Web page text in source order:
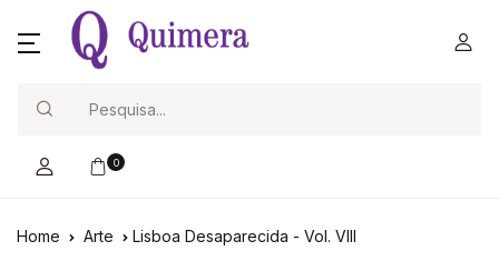
0
Home Arte Lisboa Desaparecida - Vol. VIII